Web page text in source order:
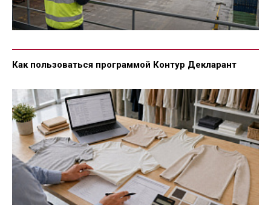
Как пользоваться программой Контур Декларант